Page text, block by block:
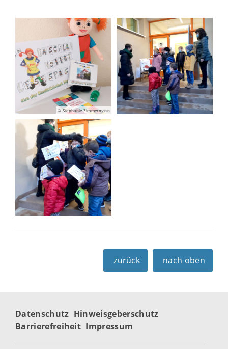
© Stephanie Zimmermann
zurück nach oben
Datenschutz Hinweisgeberschutz
Barrierefreiheit Impressum